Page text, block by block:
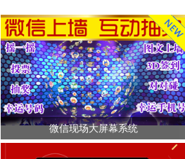
微信现场大屏幕系统